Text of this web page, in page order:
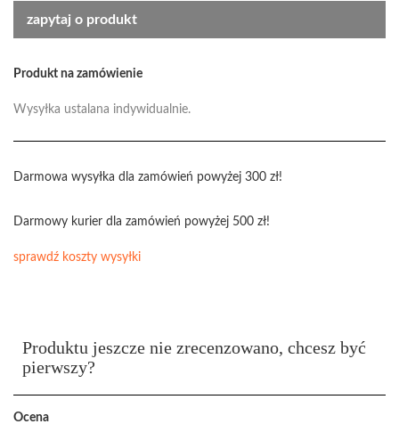
zapytaj o produkt
Produkt na zamówienie
Wysyłka ustalana indywidualnie.
Darmowa wysyłka dla zamówień powyżej 300 zł!
Darmowy kurier dla zamówień powyżej 500 zł!
sprawdź koszty wysyłki
Produktu jeszcze nie zrecenzowano, chcesz być
pierwszy?
Ocena